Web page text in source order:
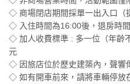
◇ 商場閉店期間採單一出入口（
◇ 入住時間為16:00後，退房時
◇ 加人收費標準 : 多一位（年齡
元
◇ 因旅店位於歷史建築內，聲響
◇ 如有開車前來，請將車輛停放